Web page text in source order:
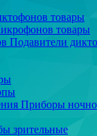
товары
товары
Подавители
Приборы
зрительные